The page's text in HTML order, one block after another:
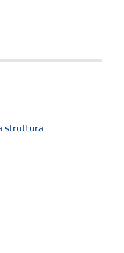
struttura